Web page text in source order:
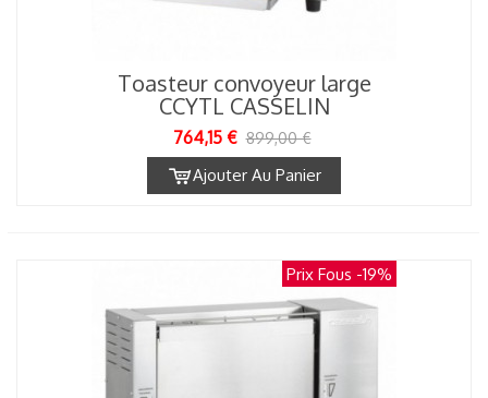
Toasteur convoyeur large
CCYTL CASSELIN
764,15 € 899,00 €
Ajouter Au Panier
Prix Fous -19%